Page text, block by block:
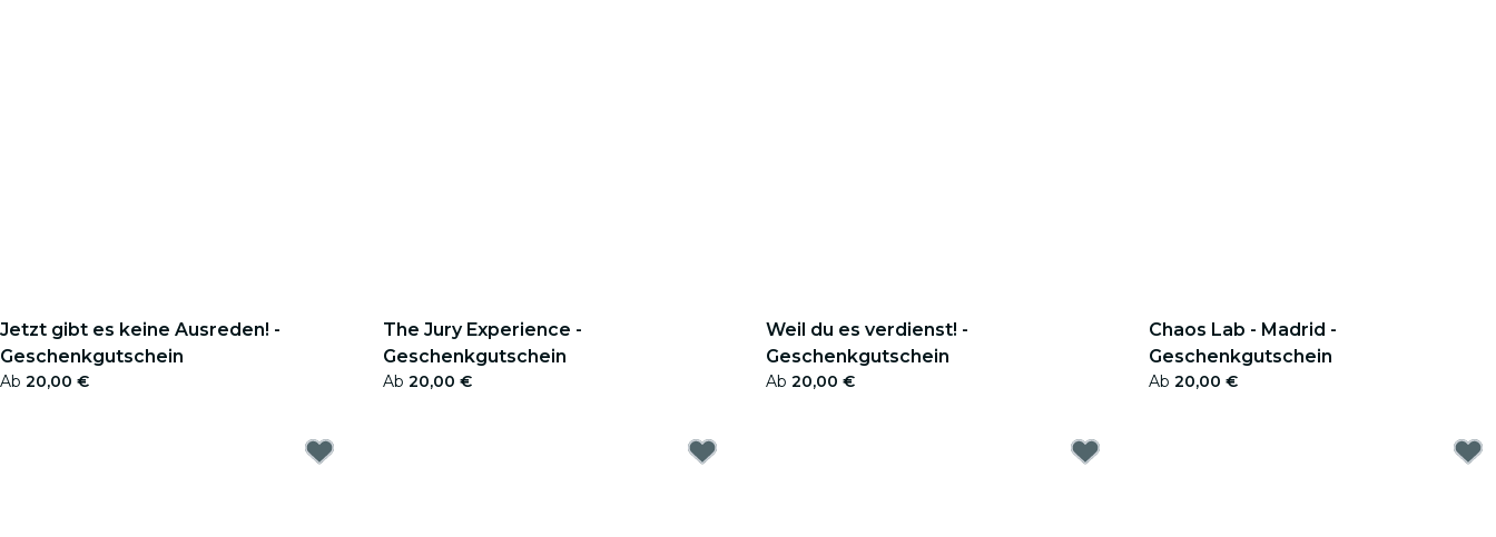
Jetzt gibt es keine Ausreden! -
Geschenkgutschein
Ab 20,00 €
The Jury Experience -
Geschenkgutschein
Ab 20,00 €
Weil du es verdienst! -
Geschenkgutschein
Ab 20,00 €
Chaos Lab - Madrid -
Geschenkgutschein
Ab 20,00 €